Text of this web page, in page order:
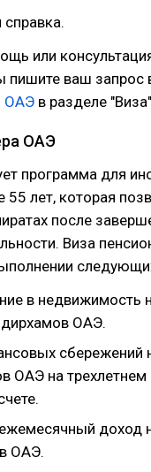
или
пишите ваш запрос
ОАЭ в разделе
ОАЭ
программа для
55 лет, которая
после
Виза
в недвижимость
ОАЭ.
сбережений
ОАЭ на
доход
ОАЭ.